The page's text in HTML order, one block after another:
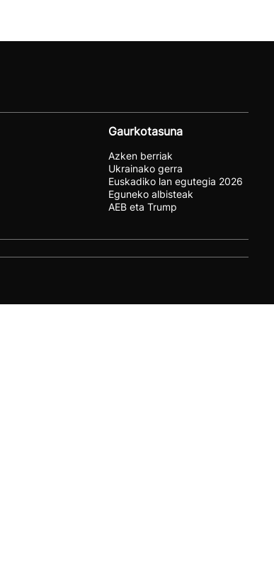
Gaurkotasuna
Azken berriak
Ukrainako gerra
Euskadiko lan egutegia 2026
Eguneko albisteak
AEB eta Trump